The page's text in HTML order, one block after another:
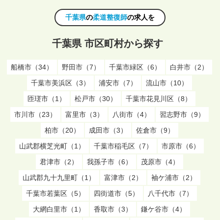
千葉県の柔道整復師の求人を
千葉県 市区町村から探す
船橋市（34） 野田市（7） 千葉市緑区（6）
白井市（2）
千葉市美浜区（3）
浦安市（7）
流山市（10）
匝瑳市（1）
松戸市（30）
千葉市花見川区（8）
市川市（23）
富里市（3） 八街市（4）
習志野市（9）
柏市（20）
成田市（3）
佐倉市（9）
山武郡横芝光町（1）
千葉市稲毛区（7）
市原市（6）
君津市（2）
我孫子市（6）
茂原市（4）
山武郡九十九里町（1）
富津市（2）
袖ケ浦市（2）
千葉市若葉区（5）
四街道市（5）
八千代市（7）
大網白里市（1）
香取市（3）
鎌ケ谷市（4）